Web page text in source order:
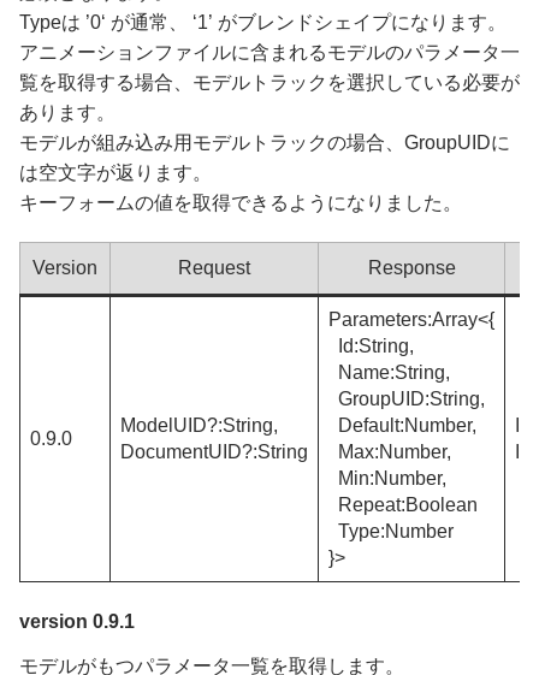
Typeは ’0‘ が通常、 ‘1’ がブレンドシェイプになります。
アニメーションファイルに含まれるモデルのパラメータ一
覧を取得する場合、モデルトラックを選択している必要が
あります。
モデルが組み込み用モデルトラックの場合、GroupUIDに
は空文字が返ります。
キーフォームの値を取得できるようになりました。
Version Request Response
0.9.0
ModelUID?:String,
DocumentUID?:String
Parameters:Array<{
Id:String,
Name:String,
GroupUID:String,
Default:Number,
Max:Number,
Min:Number,
Repeat:Boolean
Type:Number
}>
version 0.9.1
モデルがもつパラメータ一覧を取得します。